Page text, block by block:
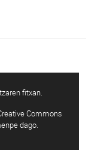
fitxan.
Commons
dago.